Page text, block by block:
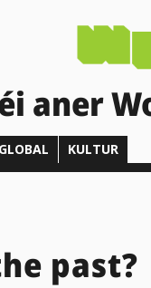
aner
KULTUR
past?